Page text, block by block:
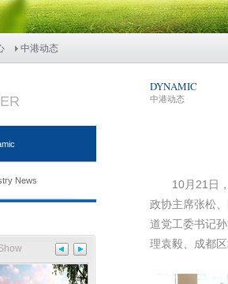
中港动态
News
DYNAMIC
中港动态
10月21日，
政协主席张松
道党工委书记
理袁毅、成都